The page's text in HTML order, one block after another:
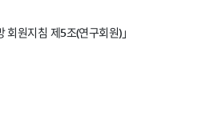
원지침 제5조(연구회원)」